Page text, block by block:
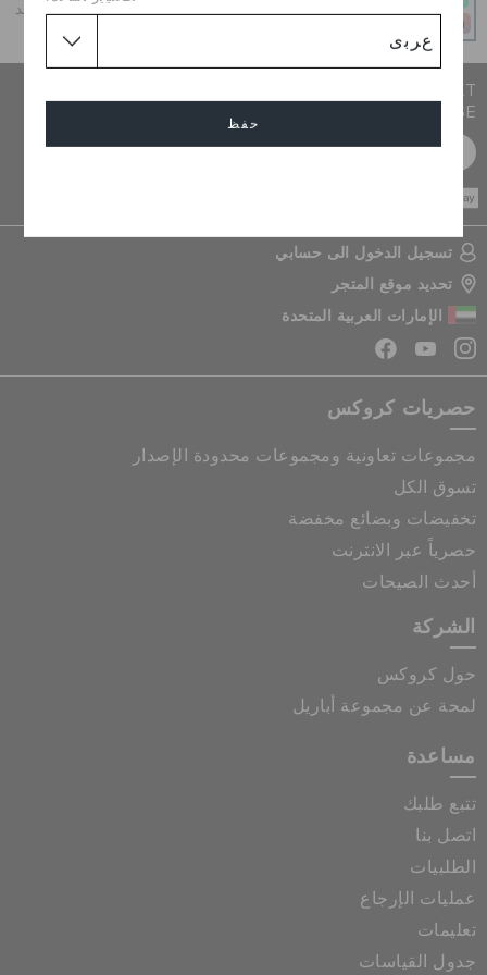
حفظ
أحصل على ما تحب اليوم وادفع على 4 دفعات بدون أي فوائد
JOIN CROCS CLUB & GET 15% OFF ON YOUR NEXT
PURCHASE
تسجيل الدخول الى حسابي
تحديد موقع المتجر
الإمارات العربية المتحدة
حصريات كروكس
مجموعات تعاونية ومجموعات محدودة الإصدار
تسوق الكل
تخفيضات وبضائع مخفضة
حصرياً عبر الانترنت
أحدث الصيحات
الشركة
حول كروكس
لمحة عن مجموعة أباريل
مساعدة
تتبع طلبك
اتصل بنا
الطلبيات
عمليات الإرجاع
تعليمات
جدول القياسات